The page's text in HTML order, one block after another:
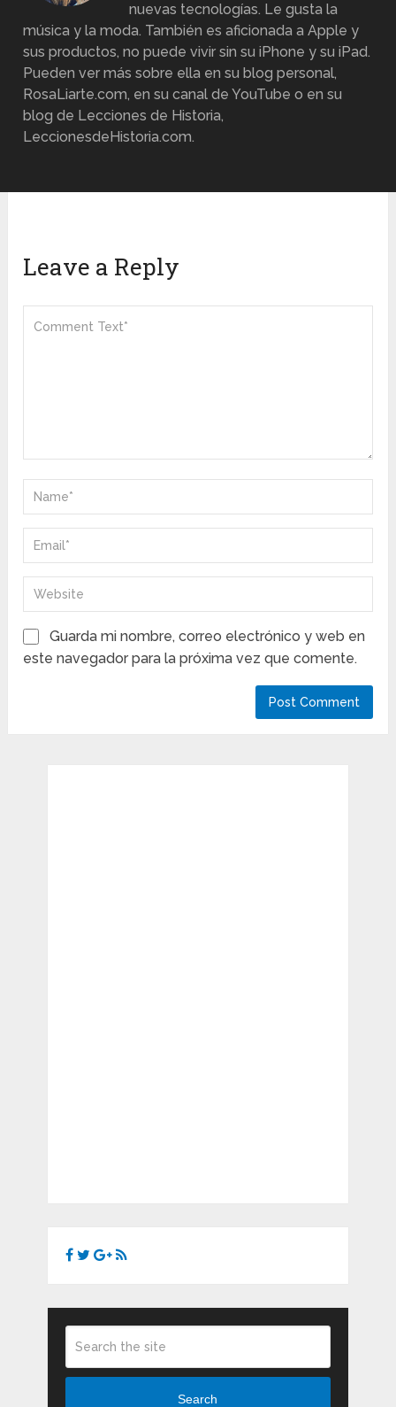
nuevas tecnologías. Le gusta la
música y la moda. También es aficionada a Apple y
sus productos, no puede vivir sin su iPhone y su iPad.
Pueden ver más sobre ella en su blog personal,
RosaLiarte.com, en su canal de YouTube o en su
blog de Lecciones de Historia,
LeccionesdeHistoria.com.
Leave a Reply
Guarda mi nombre, correo electrónico y web en
este navegador para la próxima vez que comente.
Search